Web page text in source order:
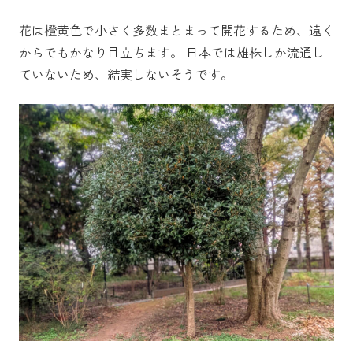
花は橙黄色で小さく多数まとまって開花するため、遠く
からでもかなり目立ちます。 日本では雄株しか流通し
ていないため、結実しないそうです。